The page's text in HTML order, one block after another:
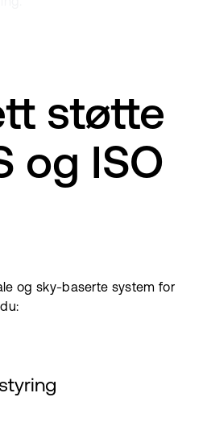
støtte
og ISO
og sky-baserte system for